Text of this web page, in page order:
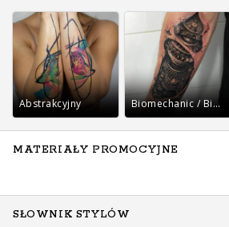
Abstrakcyjny Biomechanic / Bio-organic
MATERIAŁY PROMOCYJNE
SŁOWNIK STYLÓW